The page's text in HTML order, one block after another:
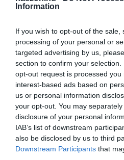
Information
If you wish to opt-out of the
processing of your personal or
targeted advertising by us,
section to confirm your
opt-out request is processed you
interest-based ads based on
us or personal information
your opt-out. You may
disclosure of your personal
IAB’s list of downstream
also be disclosed by us to third
Downstream Participants that